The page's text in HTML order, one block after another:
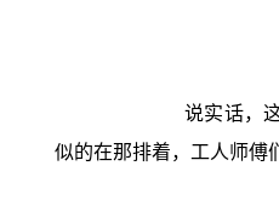
说实话，
似的在那排着，工人师傅